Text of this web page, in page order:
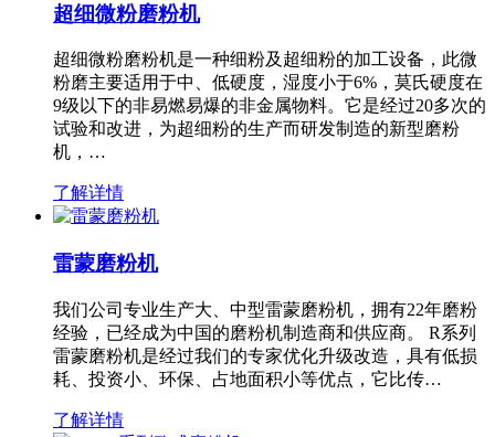
超细微粉磨粉机
超细微粉磨粉机是一种细粉及超细粉的加工设备，此微
粉磨主要适用于中、低硬度，湿度小于6%，莫氏硬度在
9级以下的非易燃易爆的非金属物料。它是经过20多次的
试验和改进，为超细粉的生产而研发制造的新型磨粉
机，…
了解详情
雷蒙磨粉机
我们公司专业生产大、中型雷蒙磨粉机，拥有22年磨粉
经验，已经成为中国的磨粉机制造商和供应商。 R系列
雷蒙磨粉机是经过我们的专家优化升级改造，具有低损
耗、投资小、环保、占地面积小等优点，它比传…
了解详情